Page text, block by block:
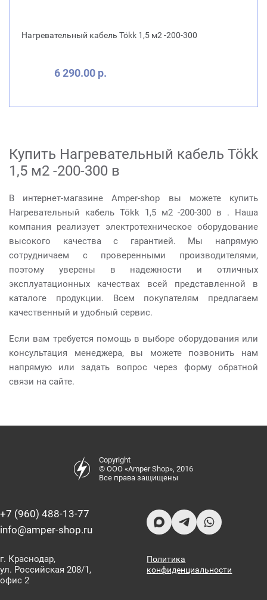
Нагревательный кабель Tökk 1,5 м2 -200-300
6 290.00 р.
Купить Нагревательный кабель Tökk
1,5 м2 -200-300 в
В интернет-магазине Amper-shop вы можете купить
Нагревательный кабель Tökk 1,5 м2 -200-300 в . Наша
компания реализует электротехническое оборудование
высокого качества с гарантией. Мы напрямую
сотрудничаем с проверенными производителями,
поэтому уверены в надежности и отличных
эксплуатационных качествах всей представленной в
каталоге продукции. Всем покупателям предлагаем
качественный и удобный сервис.
Если вам требуется помощь в выборе оборудования или
консультация менеджера, вы можете позвонить нам
напрямую или задать вопрос через форму обратной
связи на сайте.
Copyright
© ООО «Amper Shop», 2016
Все права защищены
+7 (960) 488-13-77
info@amper-shop.ru
г. Краснодар,
ул. Российская 208/1,
офис 2
Политика
конфиденциальности